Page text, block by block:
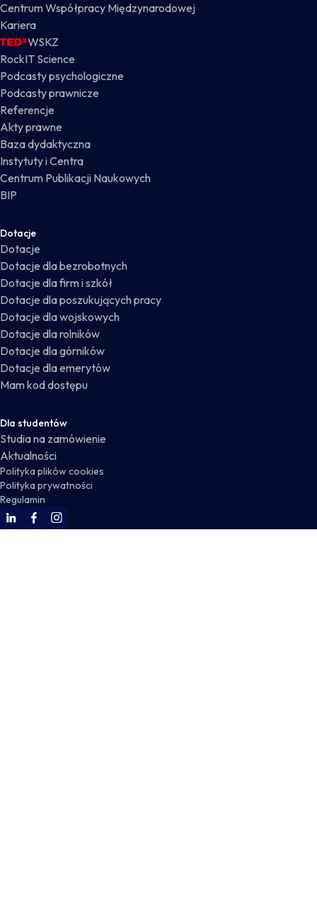
Centrum Współpracy Międzynarodowej
Kariera
WSKZ
RockIT Science
Podcasty psychologiczne
Podcasty prawnicze
Referencje
Akty prawne
Baza dydaktyczna
Instytuty i Centra
Centrum Publikacji Naukowych
BIP
Dotacje
Dotacje
Dotacje dla bezrobotnych
Dotacje dla firm i szkół
Dotacje dla poszukujących pracy
Dotacje dla wojskowych
Dotacje dla rolników
Dotacje dla górników
Dotacje dla emerytów
Mam kod dostępu
Dla studentów
Studia na zamówienie
Aktualności
Polityka plików cookies
Polityka prywatności
Regulamin
WSKZ Linkedin
WSKZ Facebook
WSKZ Instagram